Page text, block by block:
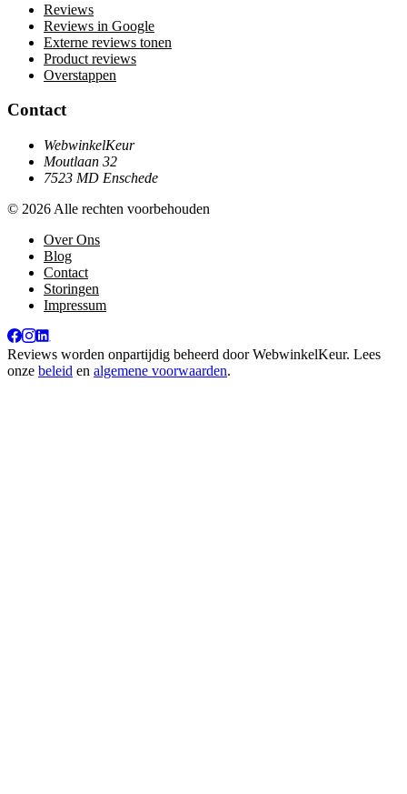
Reviews
Reviews in Google
Externe reviews tonen
Product reviews
Overstappen
Contact
WebwinkelKeur
Moutlaan 32
7523 MD Enschede
© 2026 Alle rechten voorbehouden
Over Ons
Blog
Contact
Storingen
Impressum
Reviews worden onpartijdig beheerd doorWebwinkelKeur. Lees
onze beleid en algemene voorwaarden.